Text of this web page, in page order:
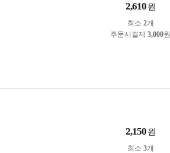
2,610 원
최소 2개
주문시결제 3,000원
2,150 원
최소 3개